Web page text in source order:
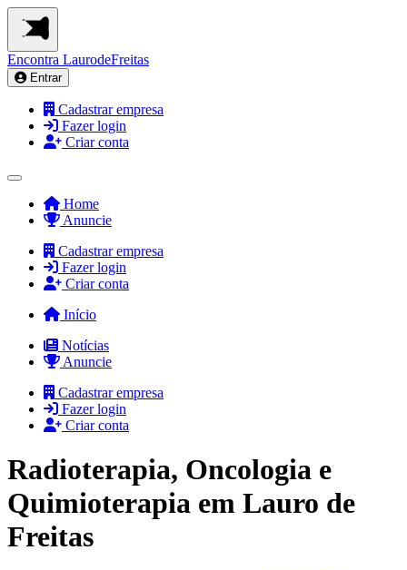
Encontra LaurodeFreitas
Entrar
Cadastrar empresa
Fazer login
Criar conta
Home
Anuncie
Cadastrar empresa
Fazer login
Criar conta
Início
Notícias
Anuncie
Cadastrar empresa
Fazer login
Criar conta
Radioterapia, Oncologia e
Quimioterapia em Lauro de
Freitas